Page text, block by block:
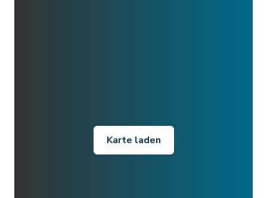
Karte laden